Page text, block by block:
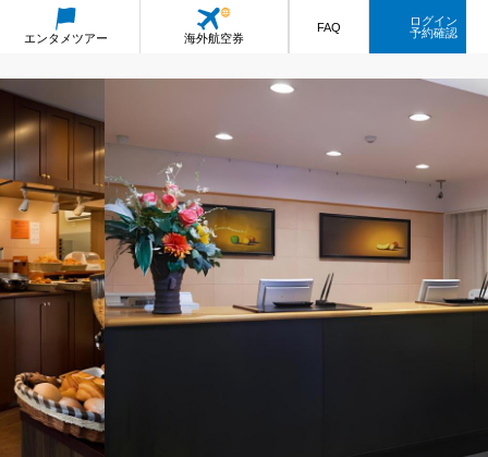
エンタメツアー 海外航空券
FAQ
ログイン
予約確認